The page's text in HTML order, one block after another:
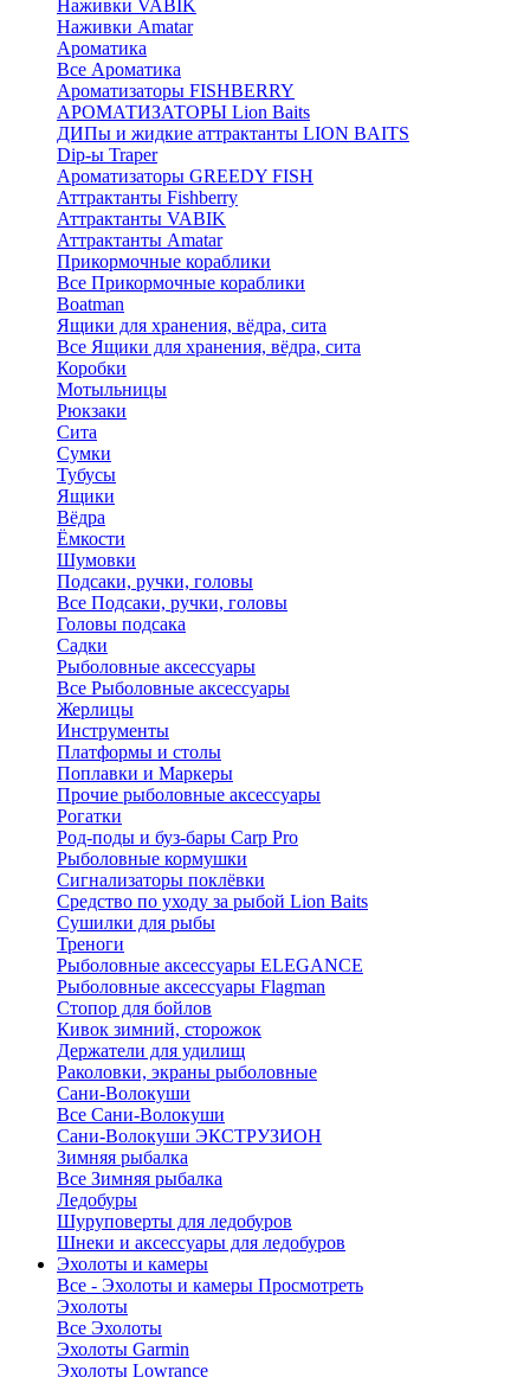
Наживки VABIK
Наживки Amatar
Ароматика
Все Ароматика
Ароматизаторы FISHBERRY
АРОМАТИЗАТОРЫ Lion Baits
ДИПы и жидкие аттрактанты LION BAITS
Dip-ы Traper
Ароматизаторы GREEDY FISH
Аттрактанты Fishberry
Аттрактанты VABIK
Аттрактанты Amatar
Прикормочные кораблики
Все Прикормочные кораблики
Boatman
Ящики для хранения, вёдра, сита
Все Ящики для хранения, вёдра, сита
Коробки
Мотыльницы
Рюкзаки
Сита
Сумки
Тубусы
Ящики
Вёдра
Ёмкости
Шумовки
Подсаки, ручки, головы
Все Подсаки, ручки, головы
Головы подсака
Садки
Рыболовные аксессуары
Все Рыболовные аксессуары
Жерлицы
Инструменты
Платформы и столы
Поплавки и Маркеры
Прочие рыболовные аксессуары
Рогатки
Род-поды и буз-бары Carp Pro
Рыболовные кормушки
Сигнализаторы поклёвки
Средство по уходу за рыбой Lion Baits
Сушилки для рыбы
Треноги
Рыболовные аксессуары ELEGANCE
Рыболовные аксессуары Flagman
Стопор для бойлов
Кивок зимний, сторожок
Держатели для удилищ
Раколовки, экраны рыболовные
Сани-Волокуши
Все Сани-Волокуши
Сани-Волокуши ЭКСТРУЗИОН
Зимняя рыбалка
Все Зимняя рыбалка
Ледобуры
Шуруповерты для ледобуров
Шнеки и аксессуары для ледобуров
Эхолоты и камеры
Все - Эхолоты и камеры Просмотреть
Эхолоты
Все Эхолоты
Эхолоты Garmin
Эхолоты Lowrance